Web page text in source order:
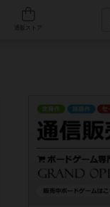
人気ボードゲーム